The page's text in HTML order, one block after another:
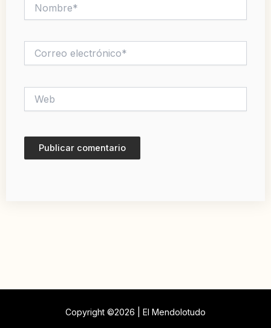
electrónico*
Copyright ©2026 | El Mendolotudo